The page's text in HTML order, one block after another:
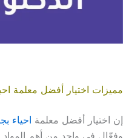
مميزات اختيار أفضل معلمة
إن اختيار أفضل معلمة احياء
وفعّال في واحد من أهم المواد